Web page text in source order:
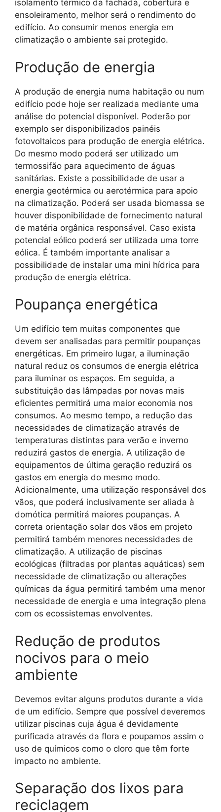
isolamento térmico da fachada, cobertura e
ensoleiramento, melhor será o rendimento do
edifício. Ao consumir menos energia em
climatização o ambiente sai protegido.
Produção de energia
A produção de energia numa habitação ou num
edifício pode hoje ser realizada mediante uma
análise do potencial disponível. Poderão por
exemplo ser disponibilizados painéis
fotovoltaicos para produção de energia elétrica.
Do mesmo modo poderá ser utilizado um
termossifão para aquecimento de águas
sanitárias. Existe a possibilidade de usar a
energia geotérmica ou aerotérmica para apoio
na climatização. Poderá ser usada biomassa se
houver disponibilidade de fornecimento natural
de matéria orgânica responsável. Caso exista
potencial eólico poderá ser utilizada uma torre
eólica. É também importante analisar a
possibilidade de instalar uma mini hídrica para
produção de energia elétrica.
Poupança energética
Um edifício tem muitas componentes que
devem ser analisadas para permitir poupanças
energéticas. Em primeiro lugar, a iluminação
natural reduz os consumos de energia elétrica
para iluminar os espaços. Em seguida, a
substituição das lâmpadas por novas mais
eficientes permitirá uma maior economia nos
consumos. Ao mesmo tempo, a redução das
necessidades de climatização através de
temperaturas distintas para verão e inverno
reduzirá gastos de energia. A utilização de
equipamentos de última geração reduzirá os
gastos em energia do mesmo modo.
Adicionalmente, uma utilização responsável dos
vãos, que poderá inclusivamente ser aliada à
domótica permitirá maiores poupanças. A
correta orientação solar dos vãos em projeto
permitirá também menores necessidades de
climatização. A utilização de piscinas
ecológicas (filtradas por plantas aquáticas) sem
necessidade de climatização ou alterações
químicas da água permitirá também uma menor
necessidade de energia e uma integração plena
com os ecossistemas envolventes.
Redução de produtos
nocivos para o meio
ambiente
Devemos evitar alguns produtos durante a vida
de um edifício. Sempre que possível deveremos
utilizar piscinas cuja água é devidamente
purificada através da flora e poupamos assim o
uso de químicos como o cloro que têm forte
impacto no ambiente.
Separação dos lixos para
reciclagem